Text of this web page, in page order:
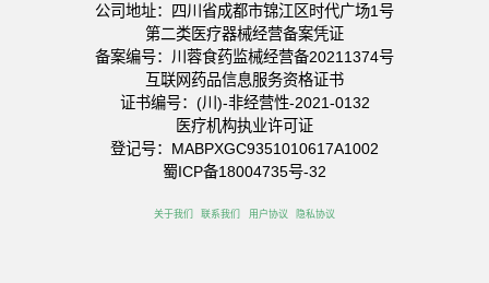
公司地址：四川省成都市锦江区时代广场1号
第二类医疗器械经营备案凭证
备案编号：川蓉食药监械经营备20211374号
互联网药品信息服务资格证书
证书编号：(川)-非经营性-2021-0132
医疗机构执业许可证
登记号：MABPXGC9351010617A1002
蜀ICP备18004735号-32
关于我们 联系我们 用户协议 隐私协议